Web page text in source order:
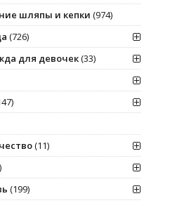
шляпы и кепки (974)
(726)
для девочек(33)
(11)
(199)